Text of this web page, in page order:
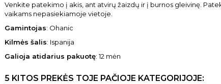
Venkite patekimo į akis, ant atvirų žaizdų ir į burnos gleivinę.
vaikams nepasiekiamoje vietoje.
Gamintojas: Ohanic
Kilmės šalis: Ispanija
Galioja atidarius pakuotę: 12 mėn
5 KITOS PREKĖS TOJE PAČIOJE KATEGORIJOJE: